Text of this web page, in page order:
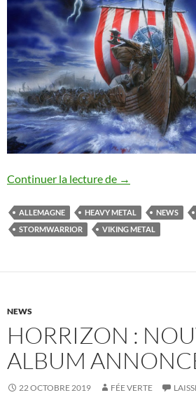
Continuer la lecture de Stormwarrior :
→
ALLEMAGNE HEAVY METAL NEWS
STORMWARRIOR
VIKING METAL
NEWS
HORRIZON :
ALBUM
22 OCTOBRE 2019 FÉE VERTE